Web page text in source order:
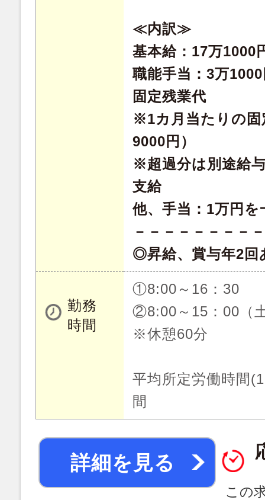
≪内訳≫
基本給：17万1000
職能手当：3万
固定残業代
※1カ月当たりの固
9000円）
※超過分は別途給
支給
他、手当：1万円を
－－－－－－－－
◎昇給、賞与年2
勤務
時間
①8:00～16：30
②8:00～15：00（
※休憩60分
平均所定労働時間
間
詳細を見る
この